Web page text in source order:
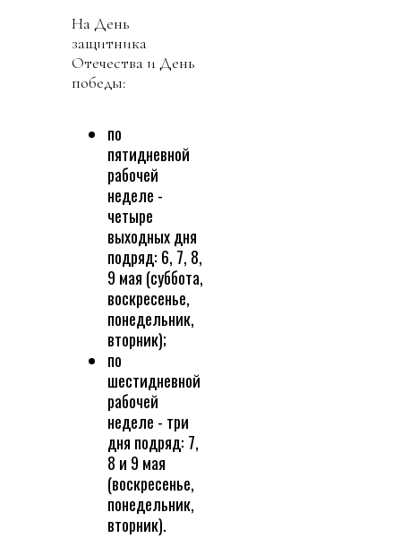
На День
защитника
Отечества и День
победы:
по
пятидневной
рабочей
неделе -
четыре
выходных дня
подряд: 6, 7, 8,
9 мая (суббота,
воскресенье,
понедельник,
вторник);
по
шестидневной
рабочей
неделе - три
дня подряд: 7,
8 и 9 мая
(воскресенье,
понедельник,
вторник).